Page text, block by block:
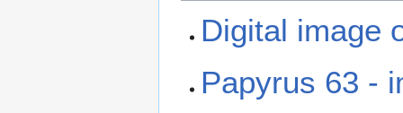
Digital image
Papyrus 63 -